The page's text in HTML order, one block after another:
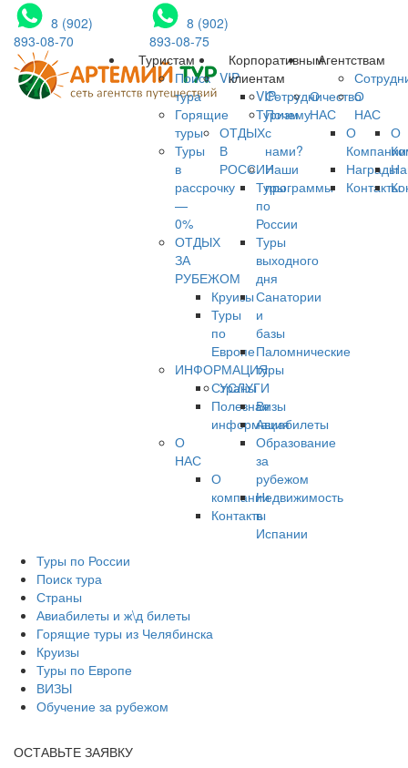
8 (902)
893-08-70
8 (902)
893-08-75
Туристам
Поиск
тура
Горящие
туры
Туры
в
рассрочку
—
0%
ОТДЫХ
ЗА
РУБЕЖОМ
Круизы
Туры
по
Европе
ИНФОРМАЦИЯ
Страны
Полезная
информация
О
НАС
О
компании
Контакты
VIP
VIP-
Туризм
ОТДЫХ
В
РОССИИ
Туры
по
России
Туры
выходного
дня
Санатории
и
базы
Паломнические
туры
УСЛУГИ
Визы
Авиабилеты
Образование
за
рубежом
Недвижимость
в
Испании
Корпоративным
клиентам
Сотрудничество
Почему
с
нами?
Наши
программы
О
НАС
О
Компании
Награды
Контакты
Агентствам
О
НАС
О
Туры по России
Поиск тура
Страны
Авиабилеты и ж\д билеты
Горящие туры из Челябинска
Круизы
Туры по Европе
ВИЗЫ
Обучение за рубежом
ОСТАВЬТЕ ЗАЯВКУ